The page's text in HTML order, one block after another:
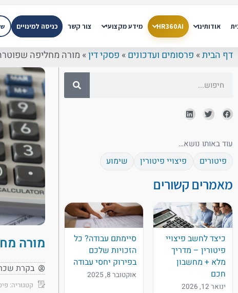
אודותינו HR360AI מידע מקצועי צור קשר כניסה למינויים
דף הבית» פרסומים ועדכונים» פסקי דין» מורה מחליפה שפוטרה
עוד באותו נושא…
פיטורים פיצויי פיטורין שימוע
מאמרים קשורים
כיצד לחשב פיצויי
פיטורין – מדריך
מלא + מחשבון
חכם
ינואר 12, 2026
סיימתם עבודה? כל
הזכויות שלכם
בפירוק יחסי עבודה
אוקטובר 8, 2025
מורה
בקרת
קטגוריה: